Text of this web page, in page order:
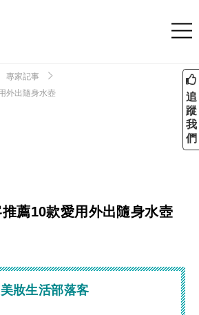
專家記事
外出隨身水壺
薦10款愛用外出隨身水壺
美妝生活部落客
追
蹤
我
們